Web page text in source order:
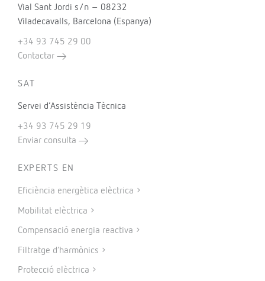
Vial Sant Jordi s/n – 08232
Viladecavalls, Barcelona (Espanya)
+34 93 745 29 00
Contactar
SAT
Servei d’Assistència Tècnica
+34 93 745 29 19
Enviar consulta
EXPERTS EN
Eficiència energètica elèctrica
Mobilitat elèctrica
Compensació energia reactiva
Filtratge d’harmònics
Protecció elèctrica